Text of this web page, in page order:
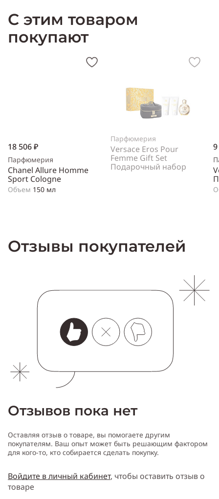
иланг-иланг, лабданум, ладан, мирро, сандаловое дерево,
смолы, элеми Производитель:Франция (France)
С этим товаром
покупают
18 506 ₽
Парфюмерия
Chanel Allure Homme
Sport Cologne
Объем 150 мл
Парфюмерия
Versace Eros Pour
Femme Gift Set
Подарочный набор
Отзывы покупателей
Отзывов пока нет
Оставляя отзыв о товаре, вы помогаете другим
покупателям. Ваш опыт может быть решающим фактором
для кого-то, кто собирается сделать покупку.
Войдите в личный кабинет, чтобы оставить отзыв о
товаре